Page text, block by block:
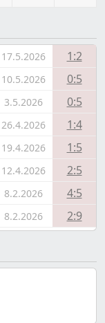
17.5.2026 1:2
10.5.2026 0:5
3.5.2026 0:5
26.4.2026 1:4
19.4.2026 1:5
12.4.2026 2:5
8.2.2026 4:5
8.2.2026 2:9